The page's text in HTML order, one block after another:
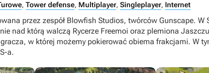
, Tower defense, Multiplayer, Singleplayer, Internet
przez zespół Blowfish Studios, twórców Gunscape.
nad którą walczą Rycerze Freemoi oraz plemiona
w której możemy pokierować obiema frakcjami. W
a.